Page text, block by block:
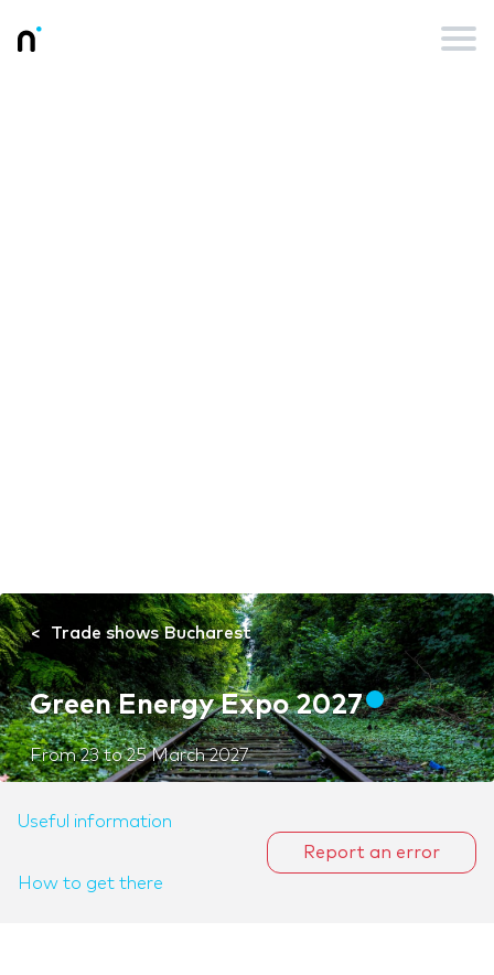
Trade shows Bucharest
Green Energy Expo 2027
From23to25 March 2027
Useful information
How to get there
Report an error